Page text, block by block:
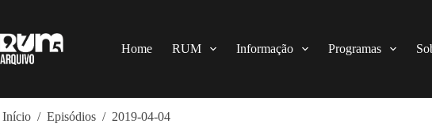
o
conteúdo
Home RUM Informação Programas
Início / Episódios / 2019-04-04